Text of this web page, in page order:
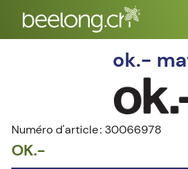
ok.-
Numéro d'article : 30066978
OK.-